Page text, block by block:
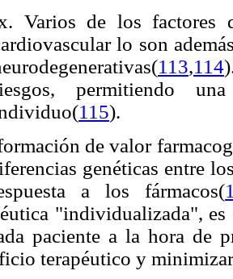
Varios de los factores
lo son
113,114
permitiendo
115).
de valor
genéticas entre
a los fármacos(
"individualizada",
paciente a la hora de
terapéutico y